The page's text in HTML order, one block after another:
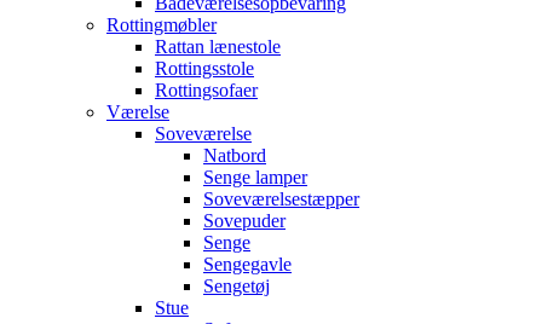
Rottingmøbler
Rattan lænestole
Rottingsstole
Rottingsofaer
Værelse
Soveværelse
Natbord
Senge lamper
Soveværelsestæpper
Sovepuder
Senge
Sengegavle
Sengetøj
Stue